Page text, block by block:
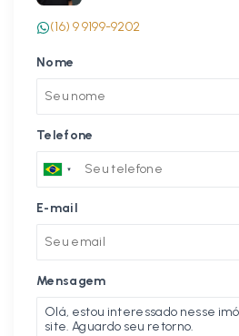
(16) 9 9199-9202
Nome
Telefone
E-mail
Mensagem